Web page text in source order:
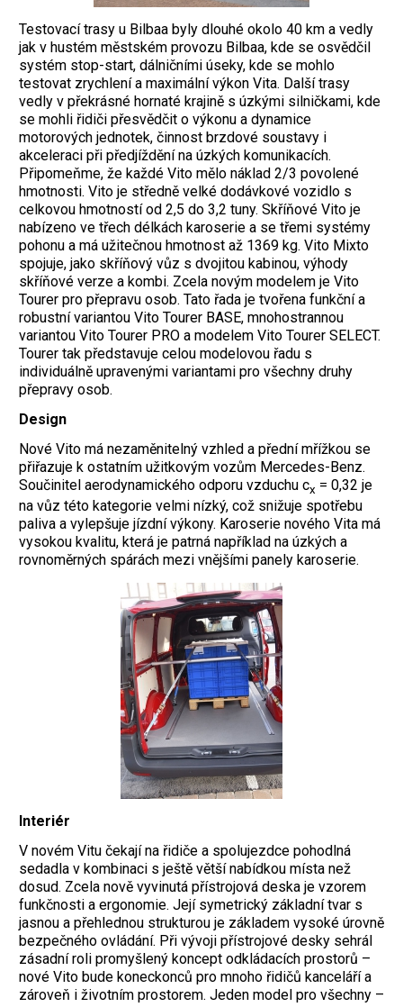
Testovací trasy u Bilbaa byly dlouhé okolo 40 km a vedly
jak v hustém městském provozu Bilbaa, kde se osvědčil
systém stop-start, dálničními úseky, kde se mohlo
testovat zrychlení a maximální výkon Vita. Další trasy
vedly v překrásné hornaté krajině s úzkými silničkami, kde
se mohli řidiči přesvědčit o výkonu a dynamice
motorových jednotek, činnost brzdové soustavy i
akceleraci při předjíždění na úzkých komunikacích.
Připomeňme, že každé Vito mělo náklad 2/3 povolené
hmotnosti. Vito je středně velké dodávkové vozidlo s
celkovou hmotností od 2,5 do 3,2 tuny. Skříňové Vito je
nabízeno ve třech délkách karoserie a se třemi systémy
pohonu a má užitečnou hmotnost až 1369 kg. Vito Mixto
spojuje, jako skříňový vůz s dvojitou kabinou, výhody
skříňové verze a kombi. Zcela novým modelem je Vito
Tourer pro přepravu osob. Tato řada je tvořena funkční a
robustní variantou Vito Tourer BASE, mnohostrannou
variantou Vito Tourer PRO a modelem Vito Tourer SELECT.
Tourer tak představuje celou modelovou řadu s
individuálně upravenými variantami pro všechny druhy
přepravy osob.
Design
Nové Vito má nezaměnitelný vzhled a přední mřížkou se
přiřazuje k ostatním užitkovým vozům Mercedes-Benz.
Součinitel aerodynamického odporu vzduchu cx = 0,32 je
na vůz této kategorie velmi nízký, což snižuje spotřebu
paliva a vylepšuje jízdní výkony. Karoserie nového Vita má
vysokou kvalitu, která je patrná například na úzkých a
rovnoměrných spárách mezi vnějšími panely karoserie.
Interiér
V novém Vitu čekají na řidiče a spolujezdce pohodlná
sedadla v kombinaci s ještě větší nabídkou místa než
dosud. Zcela nově vyvinutá přístrojová deska je vzorem
funkčnosti a ergonomie. Její symetrický základní tvar s
jasnou a přehlednou strukturou je základem vysoké úrovně
bezpečného ovládání. Při vývoji přístrojové desky sehrál
zásadní roli promyšlený koncept odkládacích prostorů –
nové Vito bude koneckonců pro mnoho řidičů kanceláří a
zároveň i životním prostorem. Jeden model pro všechny –